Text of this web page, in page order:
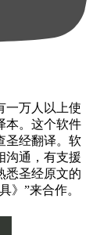
一万人以上使
本。这个软件
圣经翻译。软
沟通，有支援
悉圣经原文的
》”来合作。